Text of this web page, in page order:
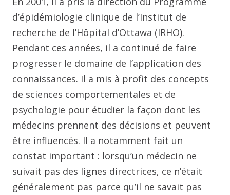
d’épidémiologie clinique de l’Institut de
recherche de l’Hôpital d’Ottawa (IRHO).
Pendant ces années, il a continué de faire
progresser le domaine de l’application des
connaissances. Il a mis à profit des concepts
de sciences comportementales et de
psychologie pour étudier la façon dont les
médecins prennent des décisions et peuvent
être influencés. Il a notamment fait un
constat important : lorsqu’un médecin ne
suivait pas des lignes directrices, ce n’était
généralement pas parce qu’il ne savait pas